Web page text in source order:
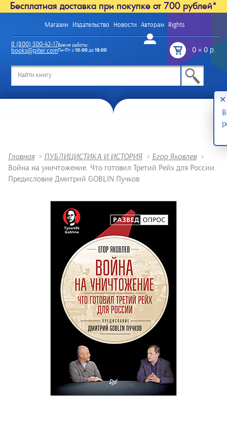
Бесплатная доставка при покупке от 700 рублей*
Магазин Издательство Новости Авторам Rights
Войти
0=0 р.
8 (800) 500-42-17
books@piter.com
Время работы:
Пн-Пт: с10:00до18:00
Главная > ПУБЛИЦИСТИКА И ИСТОРИЯ > Егор Яковлев >
Война на уничтожение. Что готовил Третий Рейх для России.
Предисловие Дмитрий GOBLIN Пучков
✕